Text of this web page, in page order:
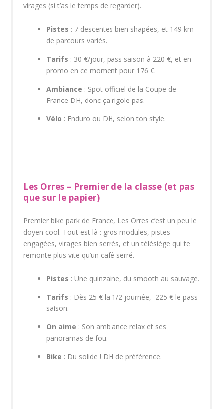
virages (si t’as le temps de regarder).
Pistes : 7 descentes bien shapées, et 149 km
de parcours variés.
Tarifs : 30 €/jour, pass saison à 220 €, et en
promo en ce moment pour 176 €.
Ambiance : Spot officiel de la Coupe de
France DH, donc ça rigole pas.
Vélo : Enduro ou DH, selon ton style.
Les Orres – Premier de la classe (et pas
que sur le papier)
Premier bike park de France, Les Orres c’est un peu le
doyen cool. Tout est là : gros modules, pistes
engagées, virages bien serrés, et un télésiège qui te
remonte plus vite qu’un café serré.
Pistes : Une quinzaine, du smooth au sauvage.
Tarifs : Dès 25 € la 1/2 journée, 225 € le pass
saison.
On aime : Son ambiance relax et ses
panoramas de fou.
Bike : Du solide ! DH de préférence.